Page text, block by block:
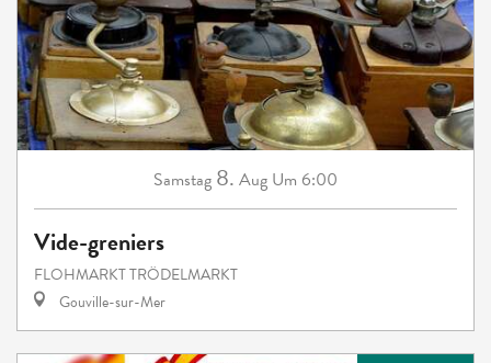
Samstag 8. Aug Um 6:00
Vide-greniers
FLOHMARKT TRÖDELMARKT
Gouville-sur-Mer